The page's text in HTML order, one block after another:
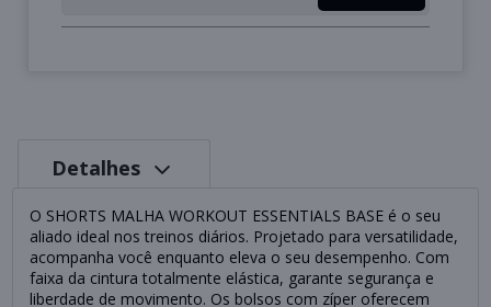
Detalhes
O SHORTS MALHA WORKOUT ESSENTIALS BASE é o seu
aliado ideal nos treinos diários. Projetado para versatilidade,
acompanha você enquanto eleva o seu desempenho. Com
faixa da cintura totalmente elástica, garante segurança e
liberdade de movimento. Os bolsos com zíper oferecem